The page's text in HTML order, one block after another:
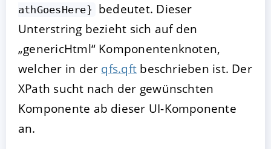
athGoesHere} bedeutet. Dieser
Unterstring bezieht sich auf den
„genericHtml“ Komponentenknoten,
welcher in der qfs.qft beschrieben ist. Der
XPath sucht nach der gewünschten
Komponente ab dieser UI-Komponente
an.